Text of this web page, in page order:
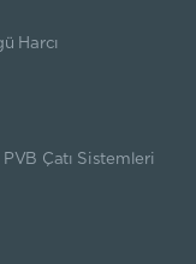
Harcı
Çatı Sistemleri